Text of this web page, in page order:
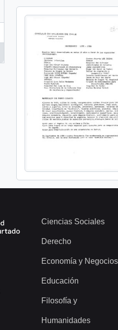
Ciencias Sociales
Derecho
Economía y Negocios
Educación
Filosofía y
Humanidades